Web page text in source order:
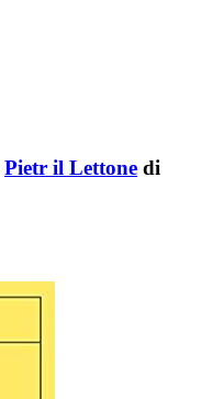
Pietr il Lettone di